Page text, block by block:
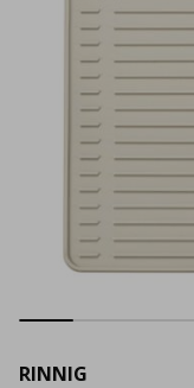
RINNIG